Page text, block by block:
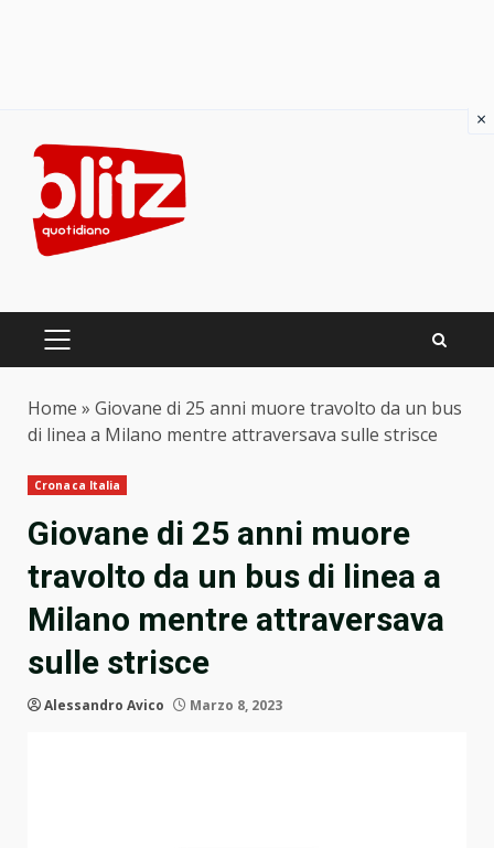
content
PRIMARY
Home » Giovane di 25 anni muore travolto da un bus
di linea a Milano mentre attraversava sulle strisce
Cronaca Italia
Giovane di 25 anni muore
travolto da un bus di linea a
Milano mentre attraversava
sulle strisce
Alessandro Avico Marzo 8, 2023
×